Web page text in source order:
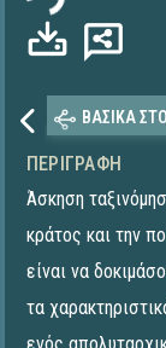
ΒΑΣΙΚΑ
ΠΕΡΙΓΡΑΦΉ
Άσκηση
κράτος και την
είναι να
τα